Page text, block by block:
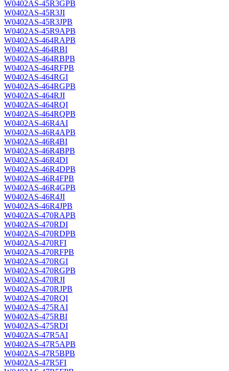
W0402AS-45R3GPB
W0402AS-45R3JI
W0402AS-45R3JPB
W0402AS-45R9APB
W0402AS-464RAPB
W0402AS-464RBI
W0402AS-464RBPB
W0402AS-464RFPB
W0402AS-464RGI
W0402AS-464RGPB
W0402AS-464RJI
W0402AS-464RQI
W0402AS-464RQPB
W0402AS-46R4AI
W0402AS-46R4APB
W0402AS-46R4BI
W0402AS-46R4BPB
W0402AS-46R4DI
W0402AS-46R4DPB
W0402AS-46R4FPB
W0402AS-46R4GPB
W0402AS-46R4JI
W0402AS-46R4JPB
W0402AS-470RAPB
W0402AS-470RDI
W0402AS-470RDPB
W0402AS-470RFI
W0402AS-470RFPB
W0402AS-470RGI
W0402AS-470RGPB
W0402AS-470RJI
W0402AS-470RJPB
W0402AS-470RQI
W0402AS-475RAI
W0402AS-475RBI
W0402AS-475RDI
W0402AS-47R5AI
W0402AS-47R5APB
W0402AS-47R5BPB
W0402AS-47R5FI